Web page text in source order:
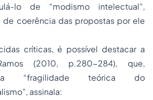
lo de “modismo intelectual”,
coerência das propostas por ele
críticas, é possível destacar a
(2010, p.280-284), que,
a “fragilidade teórica do
assinala: